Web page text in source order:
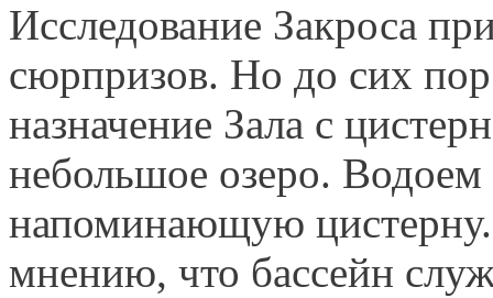
Исследование Закроса
сюрпризов. Но до сих пор
назначение Зала с
небольшое озеро. Водоем
напоминающую
мнению, что бассейн